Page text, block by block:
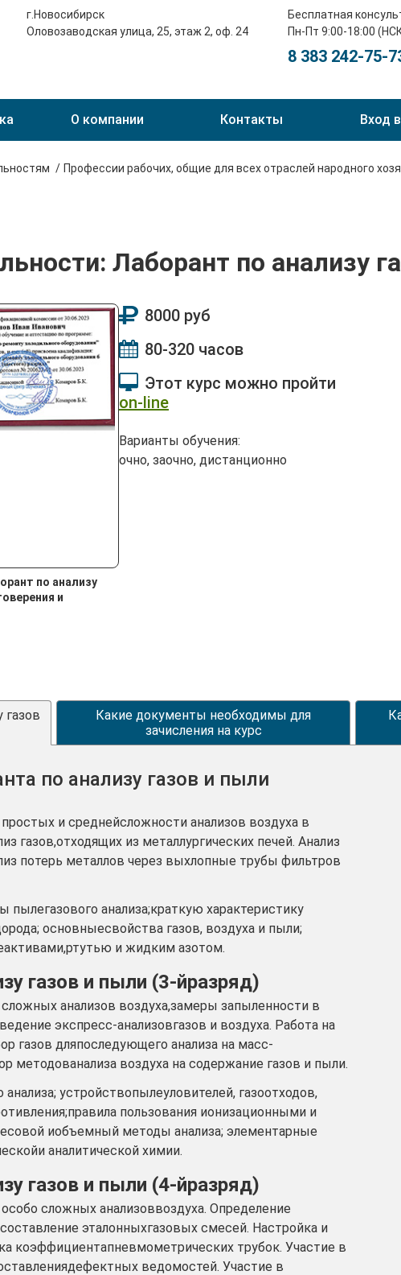
г.Новосибирск
Оловозаводская улица, 25, этаж 2, оф. 24
Бесплатная
Пн-Пт 9:00-18:00
8 383 242-75-
О компании Контакты Вход
Профессии рабочих, общие для всех отраслей народного
Лаборант по анализу
по анализу
и
8000 руб
80-320 часов
Этот курс можно пройти
on-line
Варианты обучения:
очно, заочно, дистанционно
газов
Какие документы необходимы для
зачисления на курс
по анализу газов и пыли
и среднейсложности анализов воздуха в
газов,отходящих из металлургических печей. Анализ
потерь металлов через выхлопные трубы фильтров
анализа;краткую характеристику
основныесвойства газов, воздуха и пыли;
и жидким азотом.
газов и пыли (3-йразряд)
анализов воздуха,замеры запыленности в
экспресс-анализовгазов и воздуха. Работа на
газов дляпоследующего анализа на масс-
методованализа воздуха на содержание газов и пыли.
устройствопылеуловителей, газоотходов,
пользования ионизационными и
иобъемный методы анализа; элементарные
аналитической химии.
газов и пыли (4-йразряд)
сложных анализоввоздуха. Определение
эталонныхгазовых смесей. Настройка и
коэффициентапневмометрических трубок. Участие в
ведомостей. Участие в